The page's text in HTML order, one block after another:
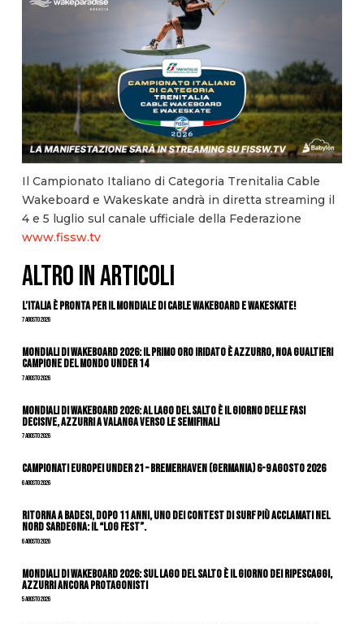
Il Campionato Italiano di Categoria Trenitalia Cable
Wakeboard e Wakeskate andrà in diretta streaming il
4 e 5 luglio sul canale ufficiale della Federazione
www.fissw.tv
ALTRO IN ARTICOLI
L’Italia è pronta per il Mondiale di Cable Wakeboard e Wakeskate!
7 Agosto 2026
Mondiali di Wakeboard 2026: il primo oro iridato è azzurro, Noa Gualtieri
campione del mondo Under 14
7 Agosto 2026
Mondiali di Wakeboard 2026: al Lago del Salto è il giorno delle fasi
decisive, azzurri a valanga verso le semifinali
7 Agosto 2026
Campionati Europei Under 21 – Bremerhaven (Germania) 6-9 agosto 2026
6 Agosto 2026
Ritorna a Badesi, dopo 11 anni, uno dei contest di surf più acclamati nel
nord Sardegna: il “Log Fest”.
6 Agosto 2026
Mondiali di Wakeboard 2026: sul Lago del Salto è il giorno dei ripescaggi,
azzurri ancora protagonisti
5 Agosto 2026